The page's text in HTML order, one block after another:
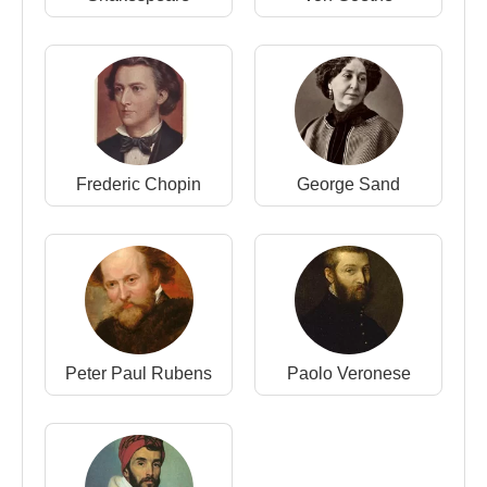
1834 sergisine "Cezayirli Kadınlar"ı sundu. "Yahudi
Düğünü", "Dövüşen Tancalılar", "Magadorlu Yahudi
Müzikçiler", "İmparator Abdurrahman'ın Çağrısı",
"Messolongion Harabelerinde Can Veren
Yunanistan" bu dönem yapıtlarındandır.
Ressamlığının yanı sıra iyi bir taş basma sanatçısı
da olan Delacroix,William Shakespeare'in, İskoç
yazar SirWalter Scott'un ve Alman yazarJohann
Wolfgang von Goethe
'nin eserlerinin
taşbaskılarını yapmıştır.
1835 sergisinde "Chillon Mahpusu"nu sergiledi.
"Medea" adlı tablosunu yaptı (1837).Belçika
Hollanda 'ya gitti. "Trajanus'un Adaleti" (1840),
"Meknes Sarayından Çıkan Sultan", "Marcus
Aurelius'un Ölümü"! (1845), "Arap Oyuncu ve
Frederic Chopin George Sand
Peter Paul Rubens Paolo Veronese